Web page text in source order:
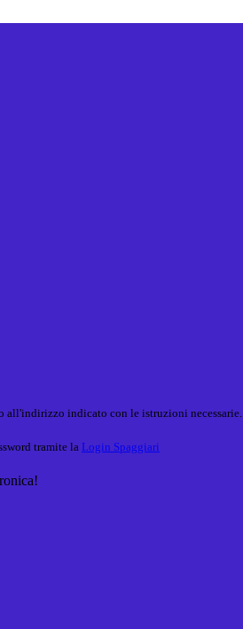
all'indirizzo indicato con le istruzioni necessarie.
tramite la Login Spaggiari